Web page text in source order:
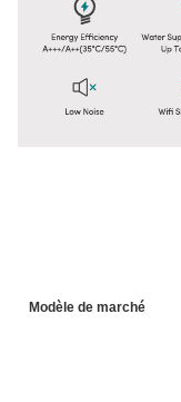
Modèle de marché